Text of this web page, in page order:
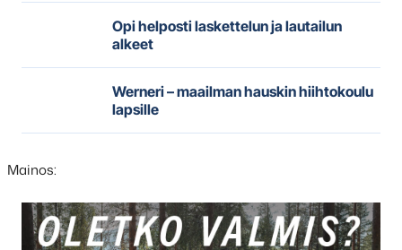
Opi helposti laskettelun ja lautailun
alkeet
Werneri – maailman hauskin hiihtokoulu
lapsille
Mainos:
Hyppää